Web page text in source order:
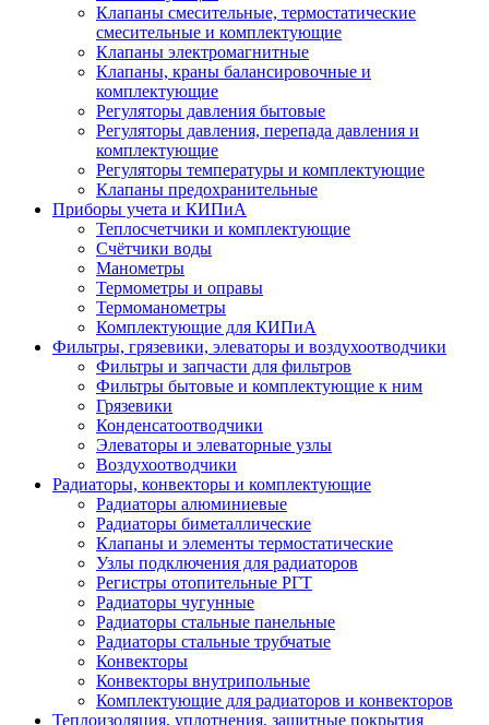
Клапаны смесительные, термостатические
смесительные и комплектующие
Клапаны электромагнитные
Клапаны, краны балансировочные и
комплектующие
Регуляторы давления бытовые
Регуляторы давления, перепада давления и
комплектующие
Регуляторы температуры и комплектующие
Клапаны предохранительные
Приборы учета и КИПиА
Теплосчетчики и комплектующие
Счётчики воды
Манометры
Термометры и оправы
Термоманометры
Комплектующие для КИПиА
Фильтры, грязевики, элеваторы и воздухоотводчики
Фильтры и запчасти для фильтров
Фильтры бытовые и комплектующие к ним
Грязевики
Конденсатоотводчики
Элеваторы и элеваторные узлы
Воздухоотводчики
Радиаторы, конвекторы и комплектующие
Радиаторы алюминиевые
Радиаторы биметаллические
Клапаны и элементы термостатические
Узлы подключения для радиаторов
Регистры отопительные РГТ
Радиаторы чугунные
Радиаторы стальные панельные
Радиаторы стальные трубчатые
Конвекторы
Конвекторы внутрипольные
Комплектующие для радиаторов и конвекторов
Теплоизоляция, уплотнения, защитные покрытия